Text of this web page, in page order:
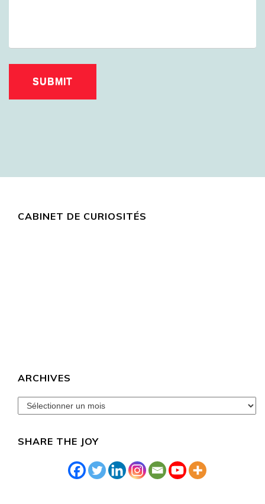
CABINET DE CURIOSITÉS
ARCHIVES
archives
SHARE THE JOY